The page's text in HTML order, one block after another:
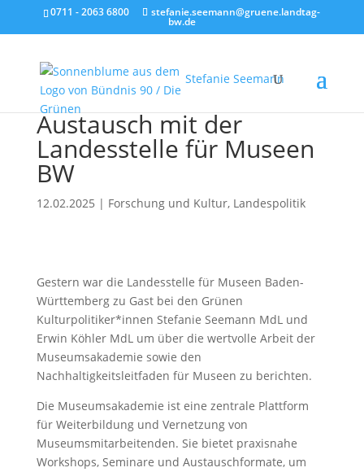
0711 - 2063 6800 stefanie.seemann@gruene.landtag-
bw.de
Stefanie Seemann
Austausch mit der
Landesstelle für Museen
BW
12.02.2025 | Forschung und Kultur, Landespolitik
Gestern war die Landesstelle für Museen Baden-
Württemberg zu Gast bei den Grünen
Kulturpolitiker*innen Stefanie Seemann MdL und
Erwin Köhler MdL um über die wertvolle Arbeit der
Museumsakademie sowie den
Nachhaltigkeitsleitfaden für Museen zu berichten.
Die Museumsakademie ist eine zentrale Plattform
für Weiterbildung und Vernetzung von
Museumsmitarbeitenden. Sie bietet praxisnahe
Workshops, Seminare und Austauschformate, um